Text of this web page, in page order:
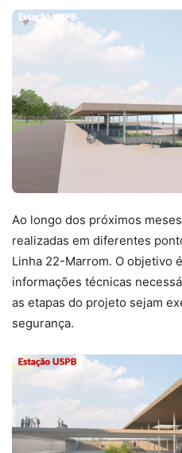
Ao longo dos próximos
realizadas em diferentes
Linha 22-Marrom. O objetivo
informações técnicas
as etapas do projeto sejam
segurança.